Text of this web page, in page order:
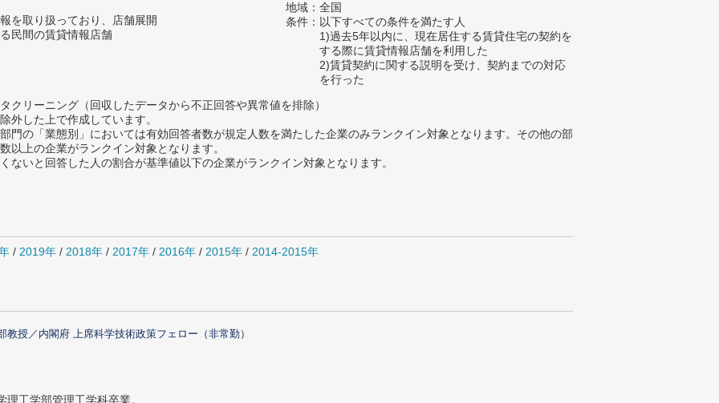
を取り扱っており、店舗展開
民間の賃貸情報店舗
地域：全国
条件：以下すべての条件を満たす人
1)過去5年以内に、現在居住する賃貸住宅の契約を
する際に賃貸情報店舗を利用した
2)賃貸契約に関する説明を受け、契約までの対応
を行った
リーニング（回収したデータから不正回答や異常値を排除）
した上で作成しています。
門の「業態別」においては有効回答者数が規定人数を満たした企業のみランクイン対象となります。その他の部
以上の企業がランクイン対象となります。
いと回答した人の割合が基準値以下の企業がランクイン対象となります。
/ 2019年 / 2018年 / 2017年 / 2016年 / 2015年 / 2014-2015年
教授／内閣府 上席科学技術政策フェロー（非常勤）
工学部管理工学科卒業。